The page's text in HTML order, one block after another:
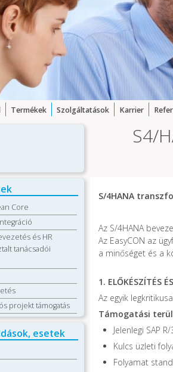
Termékek Szolgáltatások Karrier
S4/
S/4HANA
Az S/4HANA
Az EasyCON az
a minőséget és a
1. ELŐKÉSZÍTÉS
Az egyik
Támogatási
Jelenlegi SAP
Kulcs üzleti
Folyamat
Core
és HR
tanácsadói
projekt támogatás
esetek